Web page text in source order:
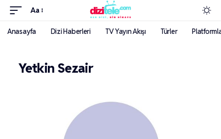
Aa
Anasayfa Dizi Haberleri TV Yayın Akışı Türler
Yetkin Sezair